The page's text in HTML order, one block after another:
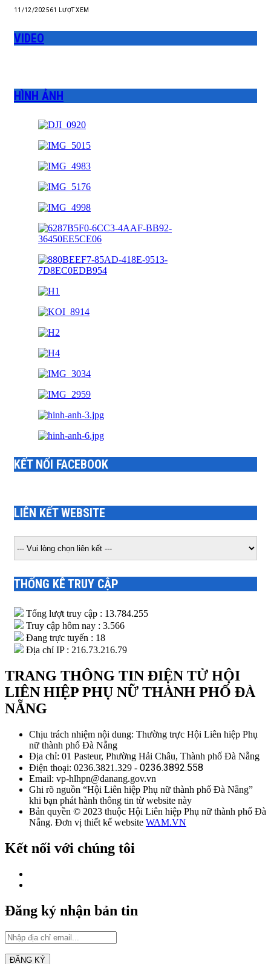
11/12/202561 LƯỢT XEM
VIDEO
HÌNH ẢNH
KẾT NỐI FACEBOOK
LIÊN KẾT WEBSITE
THỐNG KÊ TRUY CẬP
Tổng lượt truy cập : 13.784.255
Truy cập hôm nay : 3.566
Đang trực tuyến : 18
Địa chỉ IP : 216.73.216.79
TRANG THÔNG TIN ĐIỆN TỬ HỘI
LIÊN HIỆP PHỤ NỮ THÀNH PHỐ ĐÀ
NẴNG
Chịu trách nhiệm nội dung: Thường trực Hội Liên hiệp Phụ
nữ thành phố Đà Nẵng
Địa chỉ: 01 Pasteur, Phường Hải Châu, Thành phố Đà Nẵng
Điện thoại: 0236.3821.329 - 0236.3892.558
Email: vp-hlhpn@danang.gov.vn
Ghi rõ nguồn “Hội Liên hiệp Phụ nữ thành phố Đà Nẵng”
khi bạn phát hành thông tin từ website này
Bản quyền © 2023 thuộc Hội Liên hiệp Phụ nữ thành phố Đà
Nẵng. Đơn vị thiết kế website WAM.VN
Kết nối với chúng tôi
Đăng ký nhận bản tin